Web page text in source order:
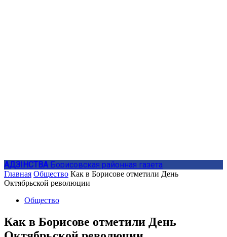
АДЗIНСТВА Борисовская районная газета
Главная Общество Как в Борисове отметили День
Октябрьской революции
Общество
Как в Борисове отметили День